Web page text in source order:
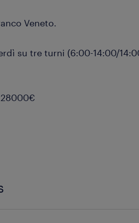
Veneto.
su tre turni (6:00-14:00/